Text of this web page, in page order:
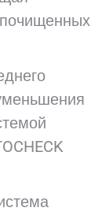
почищенных